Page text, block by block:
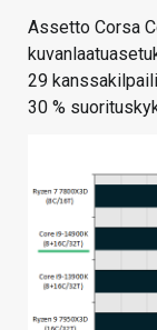
Assetto Corsa
29
30 %